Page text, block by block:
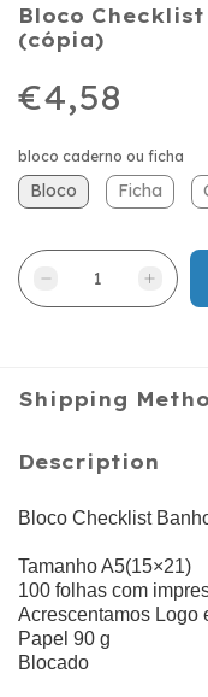
Bloco
(cópia)
€4,58
bloco caderno ou ficha
Bloco Ficha
Shipping
Description
Bloco Checklist
Tamanho A5(15×21)
100 folhas com
Acrescentamos Logo
Papel 90 g
Blocado